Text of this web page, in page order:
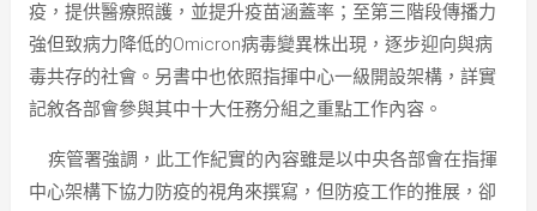
疫，提供醫療照護，並提升疫苗涵蓋率；至第三階段傳播力
強但致病力降低的Omicron病毒變異株出現，逐步迎向與病
毒共存的社會。另書中也依照指揮中心一級開設架構，詳實
記敘各部會參與其中十大任務分組之重點工作內容。
疾管署強調，此工作紀實的內容雖是以中央各部會在指揮
中心架構下協力防疫的視角來撰寫，但防疫工作的推展，卻